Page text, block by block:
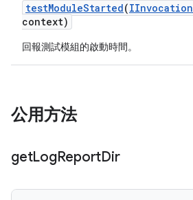
testModuleStarted(IInvocation
context)
回報測試模組的啟動時間。
公用方法
getLogReportDir